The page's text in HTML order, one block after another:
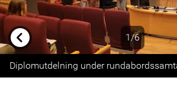
1/6
Previous
Diplomutdelning under